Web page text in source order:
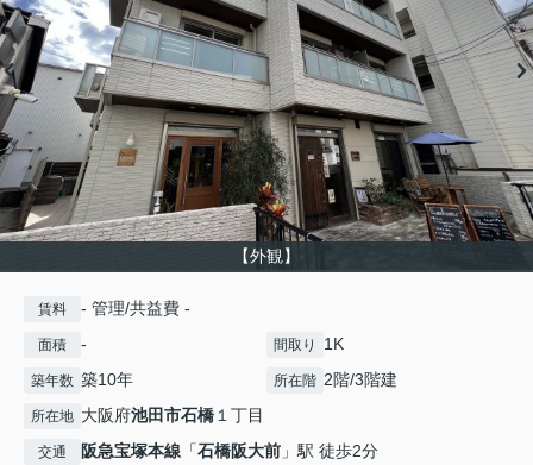
【外観】
賃料 - 管理/共益費 -
面積 - 間取り 1K
築年数 築10年 所在階 2階/3階建
所在地 大阪府池田市石橋１丁目
交通 阪急宝塚本線 「石橋阪大前 」駅 徒歩2分